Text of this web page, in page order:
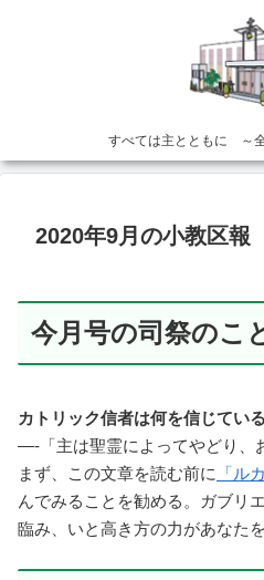
すべては主とともに ～
2020年9月の小教区報
今月号の司祭のこ
カトリック信者は何を信じてい
—-「主は聖霊によってやどり、
まず、この文章を読む前に
「ル
んでみることを勧める。ガブリ
臨み、いと高き方の力があなた